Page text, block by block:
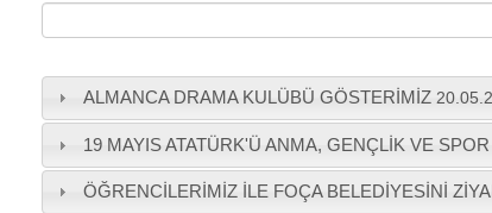
ALMANCA DRAMA KULÜBÜ GÖSTERİMİZ
19 MAYIS ATATÜRK'Ü ANMA, GENÇLİK VE
ÖĞRENCİLERİMİZ İLE FOÇA BELEDİYESİNİ